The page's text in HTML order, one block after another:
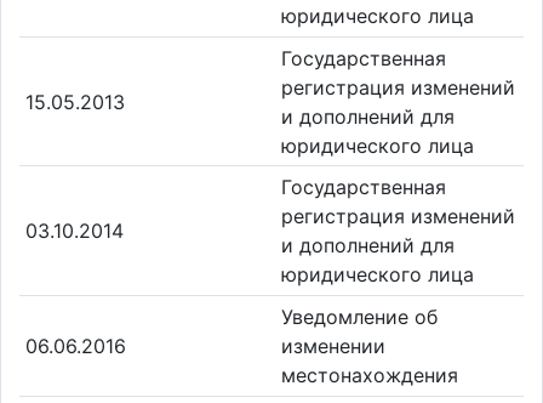
юридического лица
15.05.2013
Государственная
регистрация изменений
и дополнений для
юридического лица
03.10.2014
Государственная
регистрация изменений
и дополнений для
юридического лица
06.06.2016
Уведомление об
изменении
местонахождения